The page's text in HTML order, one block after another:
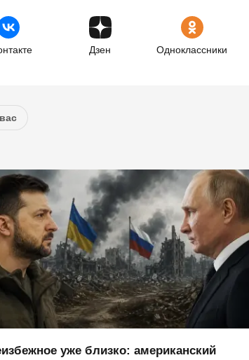
Дзен Одноклассники
уже близко: американский